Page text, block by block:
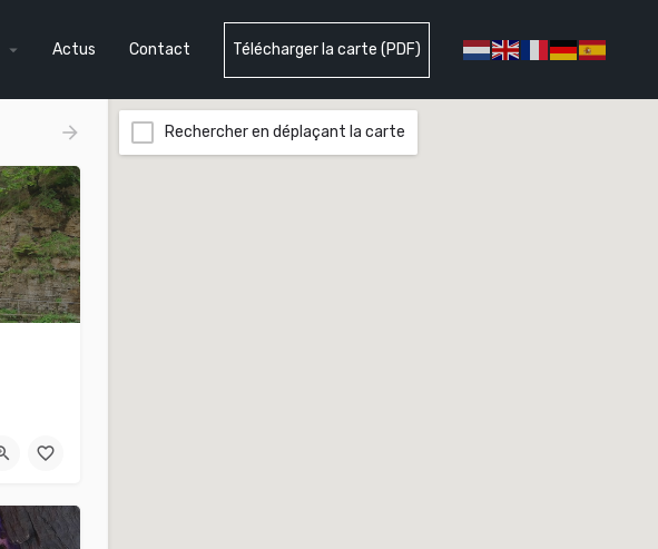
Actus Contact Télécharger la carte (PDF)
Rechercher en déplaçant la carte